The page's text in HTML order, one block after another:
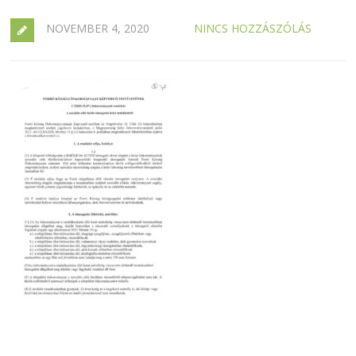
NOVEMBER 4, 2020 NINCS HOZZÁSZÓLÁS